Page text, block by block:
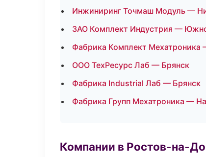
Инжиниринг Точмаш Модуль —
ЗАО Комплект Индустрия —
Фабрика Комплект Мехатроника
ООО ТехРесурс Лаб — Брянск
Фабрика Industrial Лаб — Брянск
Фабрика Групп Мехатроника —
Компании в Ростов-на-